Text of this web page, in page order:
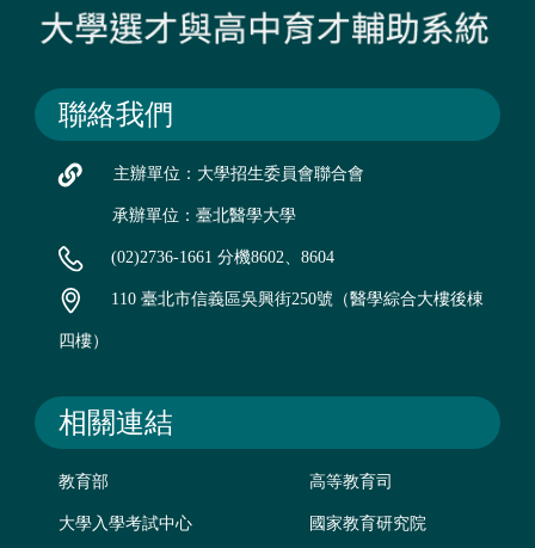
聯絡我們
主辦單位：大學招生委員會聯合會
承辦單位：臺北醫學大學
(02)2736-1661 分機8602、8604
110 臺北市信義區吳興街250號（醫學綜合大樓後棟
四樓）
相關連結
教育部 高等教育司
大學入學考試中心 國家教育研究院